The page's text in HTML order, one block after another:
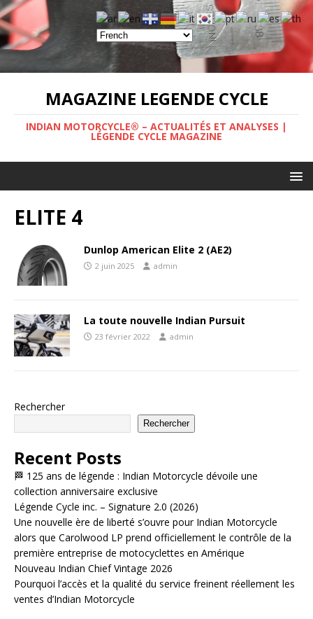
MAGAZINE LEGENDE CYCLE
INDIAN MOTORCYCLE® – ACTUALITÉS ET ANALYSES |
LÉGENDE CYCLE MAGAZINE
ELITE 4
Dunlop American Elite 2 (AE2)
2 juin 2025 admin
La toute nouvelle Indian Pursuit
23 février 2022 admin
Rechercher
Rechercher
Recent Posts
🏁 125 ans de légende : Indian Motorcycle dévoile une
collection anniversaire exclusive
Légende Cycle inc. – Signature 2.0 (2026)
Une nouvelle ère de liberté s’ouvre pour Indian Motorcycle
alors que Carolwood LP prend officiellement le contrôle de la
première entreprise de motocyclettes en Amérique
Nouveau Indian Chief Vintage 2026
Pourquoi l’accès et la qualité du service freinent réellement les
ventes d’Indian Motorcycle